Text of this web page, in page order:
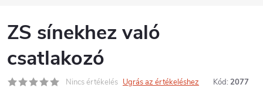
ZS sínekhez való
csatlakozó
Nincs értékelés Ugrás az értékeléshez Kód: 2077